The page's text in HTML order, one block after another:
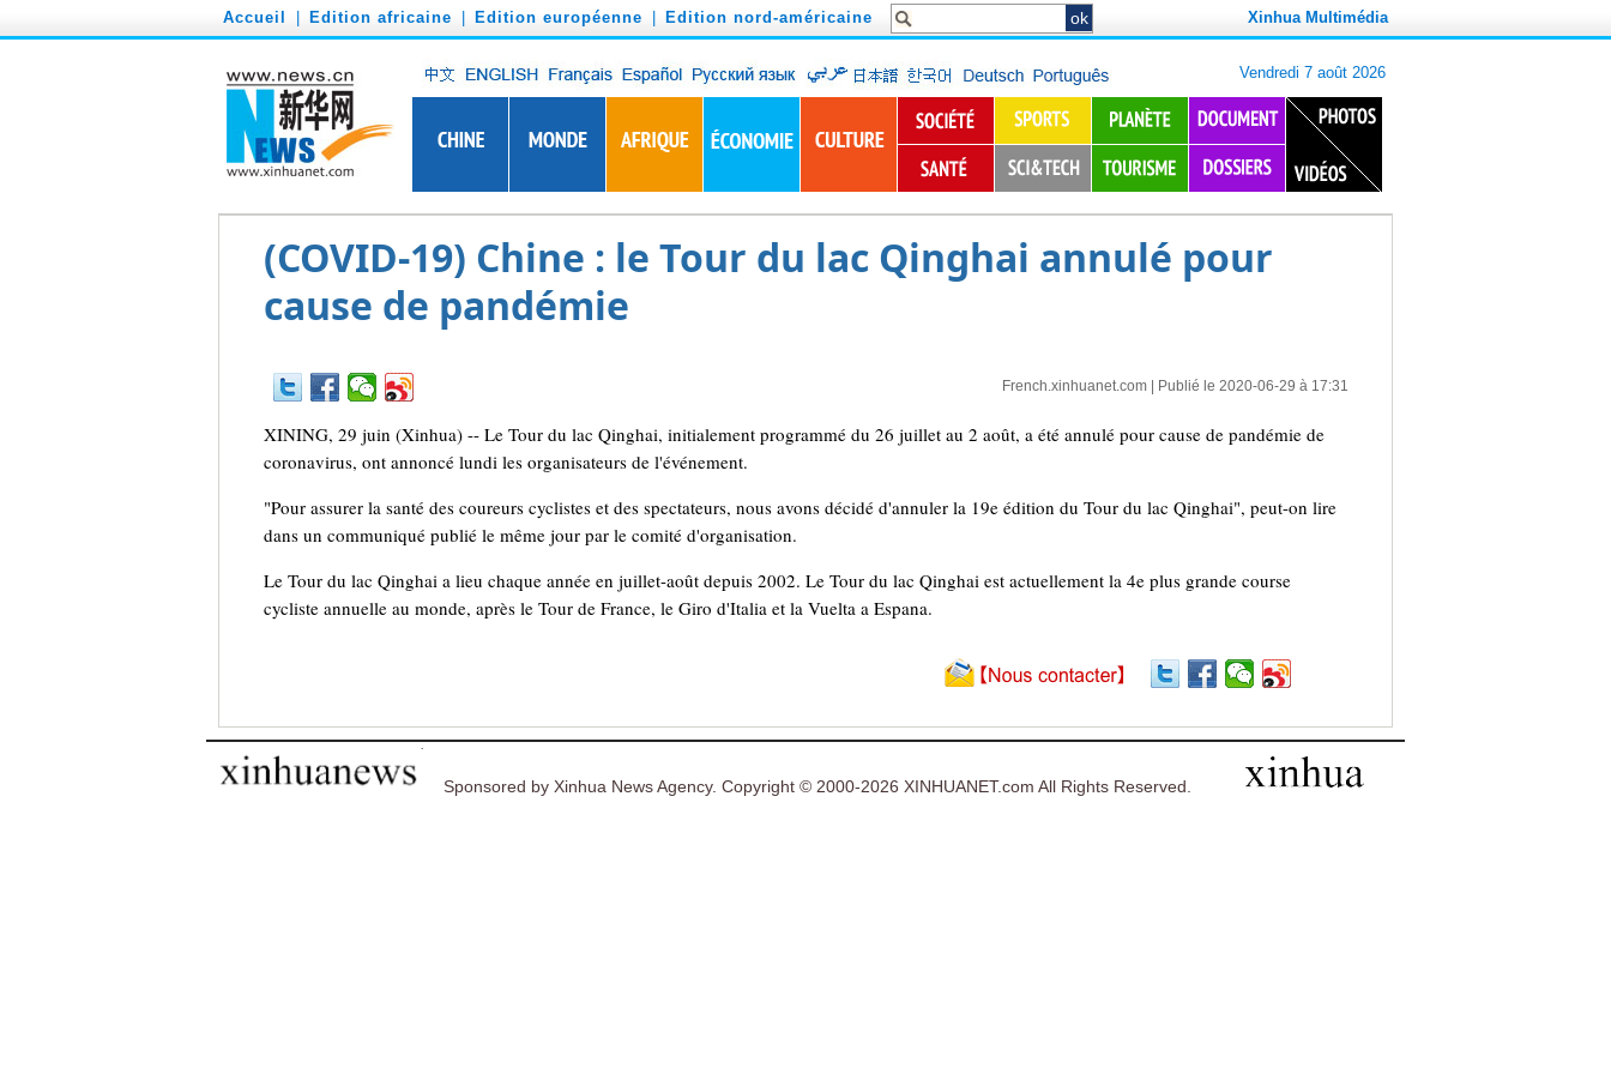
Accueil Edition africaine Edition européenne Edition nord-américaine Xinhua Multimédia
(COVID-19) Chine : le Tour du lac Qinghai annulé pour
cause de pandémie
French.xinhuanet.com| Publié le 2020-06-29 à 17:31
XINING, 29 juin (Xinhua) -- Le Tour du lac Qinghai, initialement programmé du 26 juillet au 2 août, a été annulé pour cause de pandémie de
coronavirus, ont annoncé lundi les organisateurs de l'événement.
"Pour assurer la santé des coureurs cyclistes et des spectateurs, nous avons décidé d'annuler la 19e édition du Tour du lac Qinghai", peut-on lire
dans un communiqué publié le même jour par le comité d'organisation.
Le Tour du lac Qinghai a lieu chaque année en juillet-août depuis 2002. Le Tour du lac Qinghai est actuellement la 4e plus grande course
cycliste annuelle au monde, après le Tour de France, le Giro d'Italia et la Vuelta a Espana.
Sponsored by Xinhua News Agency. Copyright © 2000-2026 XINHUANET.com All Rights Reserved.